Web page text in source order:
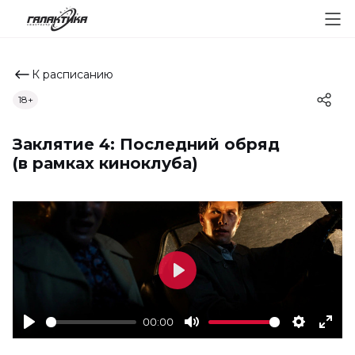
К расписанию
Заклятие 4: Последний обряд
(в рамках киноклуба)
18+
Play
00:00
Mute Settings
Play